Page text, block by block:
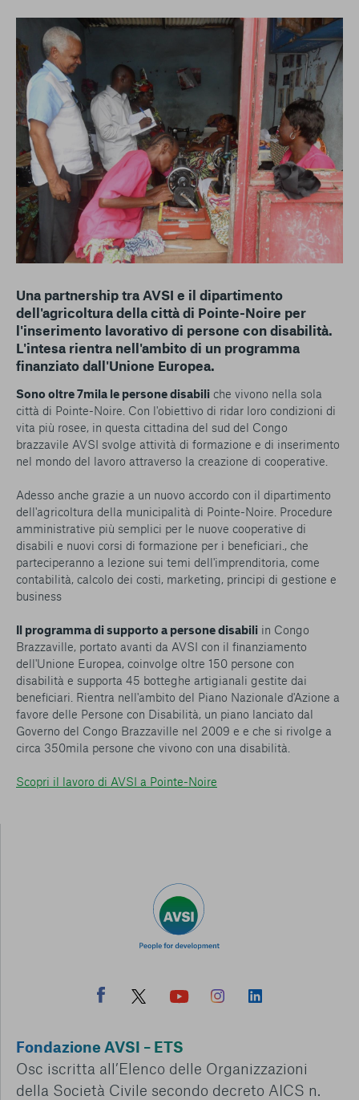
condizionare l’esperienza sulla Piattaforma e il suo
funzionamento. Premendo “Conferma le mie scelte”, la
selezione relativa ai cookie effettuata verrà salvata. Se non è
stata selezionata alcuna opzione, premere questo pulsante
equivarrà a rifiutare tutti i cookie. Per ulteriori informazioni, è
possibile consultare la nostra
Ulteriori informazioni
Cookie strettamente necessari
Cookie di analisi
Cookies di marketing
Una partnership tra AVSI e il dipartimento
dell'agricoltura della città di Pointe-Noire per
l'inserimento lavorativo di persone con disabilità.
L'intesa rientra nell'ambito di un programma
finanziato dall'Unione Europea.
Sono oltre 7mila le persone disabili che vivono nella sola
città di Pointe-Noire. Con l'obiettivo di ridar loro condizioni di
vita più rosee, in questa cittadina del sud del Congo
brazzavile AVSI svolge attività di formazione e di inserimento
nel mondo del lavoro attraverso la creazione di cooperative.
Adesso anche grazie a un nuovo accordo con il dipartimento
dell'agricoltura della municipalità di Pointe-Noire. Procedure
amministrative più semplici per le nuove cooperative di
disabili e nuovi corsi di formazione per i beneficiari., che
parteciperanno a lezione sui temi dell'imprenditoria, come
contabilità, calcolo dei costi, marketing, principi di gestione e
business
Il programma di supporto a persone disabili in Congo
Brazzaville, portato avanti da AVSI con il finanziamento
dell'Unione Europea, coinvolge oltre 150 persone con
disabilità e supporta 45 botteghe artigianali gestite dai
beneficiari. Rientra nell'ambito del Piano Nazionale d'Azione a
favore delle Persone con Disabilità, un piano lanciato dal
Governo del Congo Brazzaville nel 2009 e e che si rivolge a
circa 350mila persone che vivono con una disabilità.
Scopri il lavoro di AVSI a Pointe-Noire
Fondazione AVSI – ETS
Osc iscritta all’Elenco delle Organizzazioni
della Società Civile secondo decreto AICS n.